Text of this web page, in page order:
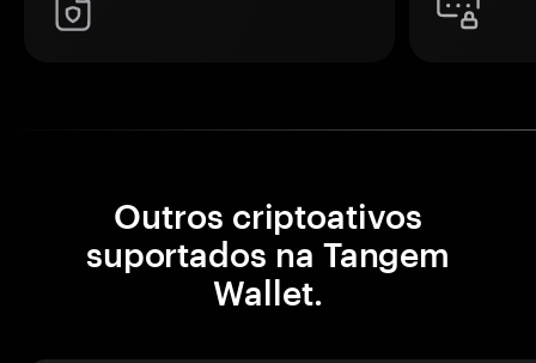
Outros criptoativos
suportados na Tangem
Wallet.